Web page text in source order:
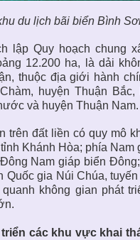
du lịch bãi biển Bình
lậpQuy hoạch chung
12.200 ha, là dải
thuộc địa giới hành
huyện Thuận
và huyện Thuận Nam.
trên đất liền có quy mô
Khánh Hòa; phía Nam
Nam giáp biển
Quốc gia Núi Chúa,
không gian phát
các khu vực khai